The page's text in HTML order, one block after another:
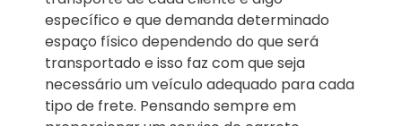
específico e que demanda determinado
espaço físico dependendo do que será
transportado e isso faz com que seja
necessário um veículo adequado para cada
tipo de frete. Pensando sempre em